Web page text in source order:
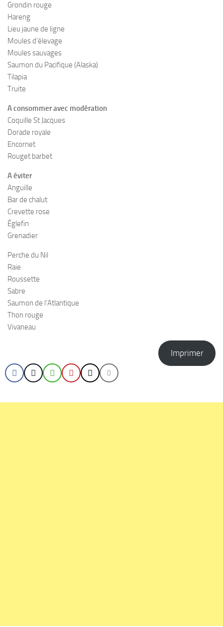
Grondin rouge
Hareng
Lieu jaune de ligne
Moules d’élevage
Moules sauvages
Saumon du Pacifique (Alaska)
Tilapia
Truite
A consommer avec modération
Coquille St Jacques
Dorade royale
Encornet
Rouget barbet
A éviter
Anguille
Bar de chalut
Crevette rose
Églefin
Grenadier
Perche du Nil
Raie
Roussette
Sabre
Saumon de l’Atlantique
Thon rouge
Vivaneau
Imprimer